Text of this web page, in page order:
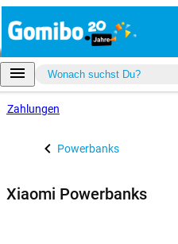
Zahlungen
Powerbanks
Xiaomi Powerbanks